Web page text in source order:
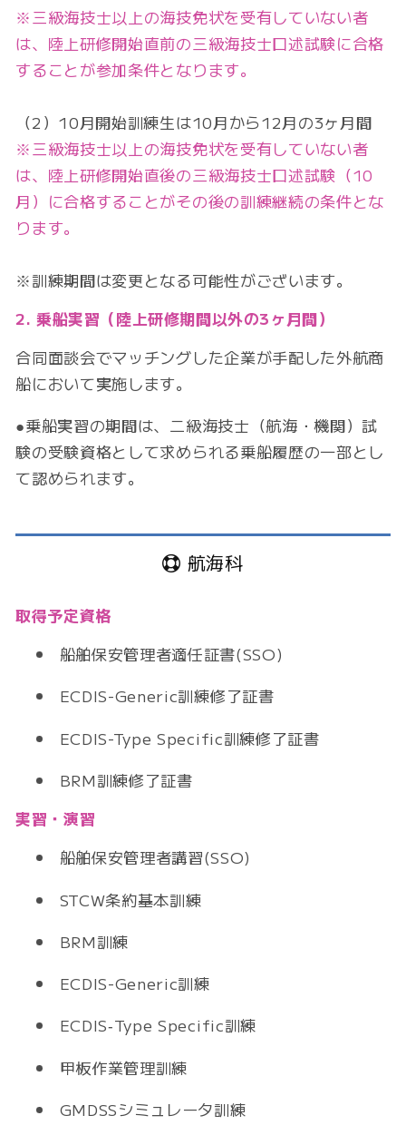
※三級海技士以上の海技免状を受有していない者
は、陸上研修開始直前の三級海技士口述試験に合格
することが参加条件となります。
（2）10月開始訓練生は10月から12月の3ヶ月間
※三級海技士以上の海技免状を受有していない者
は、陸上研修開始直後の三級海技士口述試験（10
月）に合格することがその後の訓練継続の条件とな
ります。
※訓練期間は変更となる可能性がございます。
2. 乗船実習（陸上研修期間以外の3ヶ月間）
合同面談会でマッチングした企業が手配した外航商
船において実施します。
●乗船実習の期間は、二級海技士（航海・機関）試
験の受験資格として求められる乗船履歴の一部とし
て認められます。
航海科
取得予定資格
船舶保安管理者適任証書(SSO)
ECDIS-Generic訓練修了証書
ECDIS-Type Specific訓練修了証書
BRM訓練修了証書
実習・演習
船舶保安管理者講習(SSO)
STCW条約基本訓練
BRM訓練
ECDIS-Generic訓練
ECDIS‐Type Specific訓練
甲板作業管理訓練
GMDSSシミュレータ訓練